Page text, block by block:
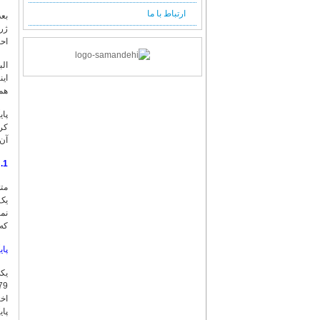
1. متن و ترجمه نهج البلاغه
فصلنامه شماره 64 (پائیز 1397)
فصلنامه شماره 63 (تابستان 1397)
فصلنامه شماره 61 (زمستان 1396)
فصلنامه شماره 60 (پائیز 1396)
ارتباط با ما